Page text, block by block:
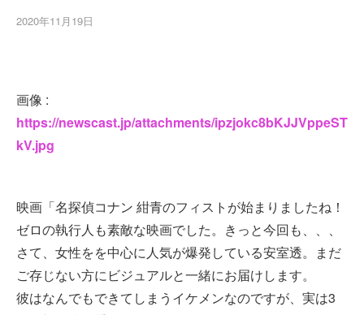
2020年11月19日
画像 :
https://newscast.jp/attachments/ipzjokc8bKJJVppeST
kV.jpg
映画「名探偵コナン 紺青のフィストが始まりましたね！
ゼロの執行人も素敵な映画でした。きっと今回も、、、
さて、女性をを中心に人気が爆発している安室透。まだ
ご存じない方にビジュアルと一緒にお届けします。
彼はなんでもできてしまうイケメンなのですが、実は3